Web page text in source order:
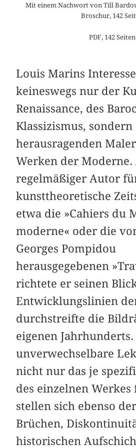
Mit einem Nachwort von Till
Broschur, 142
PDF, 142 Seiten
Louis Marins
keineswegs nur der
Renaissance, des
Klassizismus, sondern
herausragenden
Werken der Moderne.
regelmäßiger Autor
kunsttheoretische
etwa die »Cahiers du
moderne« oder die
Georges Pompidou
herausgegebenen
richtete er seinen
Entwicklungslinien
durchstreifte die
eigenen
unverwechselbare
nicht nur das je
des einzelnen Werkes
stellen sich ebenso
Brüchen,
historischen